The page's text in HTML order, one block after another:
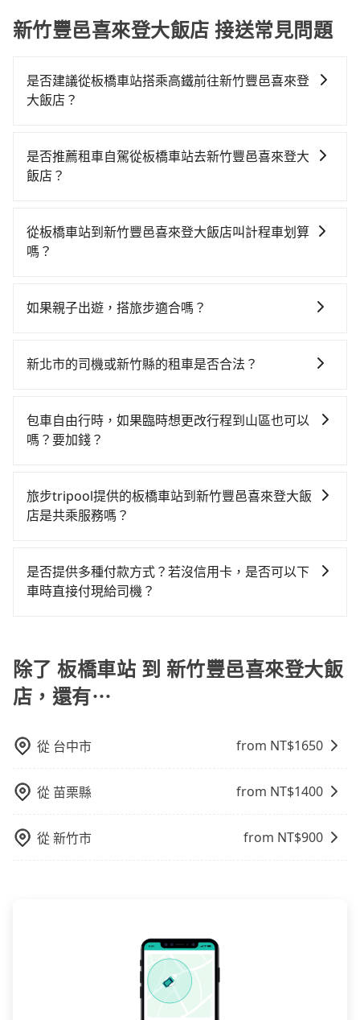
新竹豐邑喜來登大飯店 接送常見問題
是否建議從板橋車站搭乘高鐵前往新竹豐邑喜來登
大飯店？
鐵省時、較貴、轉車麻煩！從最早06:34一直到23:08，
板橋-新竹一天最多有61班次高鐵可搭乘。假設從板橋車
（平均25分）的高鐵從板橋站前往新竹高鐵站，每人票
價260元，再用5分鐘出站，最後再根據距離的遠近或者
鐵加轉乘之平均每人花費為260元。但如果全程使用
鐘，但卻要額外支出約210元的交通費，所以對於不是這
務，最多可再節省50%的交通費用。
是否推薦租車自駕從板橋車站去新竹豐邑喜來登大
飯店？
時不需要閉目養神（因為要自己開車），在北北基桃竹
有提供甲地乙還的iRent應該適合你。註冊完iRent的
到新竹豐邑喜來登大飯店的花費預估為$450~500，雖已
iRent只提供最基本的車型，如Toyota Yaris、Prius C、
最令人詬病的就是車況，打開車門才發現仍有上一組乘
客遺留的垃圾或者撞凹的車門仍未被修理，每一次租車
時卻偏偏找不到停車位，對於急著用車或者要載其他乘
客的人來說就有不小的風險。最後，雖然路邊隨租隨還
天或者載行李時，就顯得非常不便。
從板橋車站到新竹豐邑喜來登大飯店叫計程車划算
嗎？
灣大車隊、Uber、Line Taxi、Yoxi等，如果在路邊攔不
看。依照里程跳錶計算，價格約為1,740~2,100元間，但
3%、密度僅雙北的1.3%，其叫車的難度是雙北市的80
倍。綜合以上，無論在價格或服務品質上，tripool都是
如果親子出遊，搭旅步適合嗎？
椅及兒童用增高墊供您選購(租借300元/個)，讓您和孩子
新北市的司機或新竹縣的租車是否合法？
車、私家車或野雞車在招攬生意，這不僅是違法可能被
警察臨檢並趕下車，出意外後保險公司更是不會提供任
風險。而tripool雇用的司機、使用的車輛以及配合的車
行，一定符合台灣法律規定，除了司機擁有合法的職業
不是R或T開頭的車，就一定是違法。
包車自由行時，如果臨時想更改行程到山區也可以
嗎？要加錢？
旅步可能會根據行經的路線是否超過海拔1500公尺來進
行額外的費用收取。但是，這些費用會在您下訂單後、
心地享受旅步為您提供的服務。
旅步tripool提供的板橋車站到新竹豐邑喜來登大飯
店是共乘服務嗎？
預約時都依照乘客需求做選擇。如需專車接送，車內除
了司機以外，從上車到下車期間，都不會再有其他陌生
是否提供多種付款方式？若沒信用卡，是否可以下
車時直接付現給司機？
AFTEE 先享受後付款等。若您沒有信用卡，建議可以使
用 AFTEE 的服務，您可以在訂單成立後的14天內到超商
櫃檯繳費，或者利用 ATM 完成匯款。
除了 板橋車站 到 新竹豐邑喜來登大飯
店，還有⋯
從 台中市 from NT$1650
從 苗栗縣 from NT$1400
從新竹市 from NT$900